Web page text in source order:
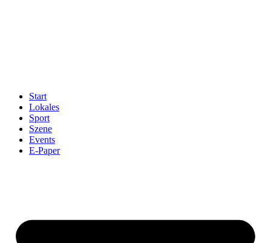
Start
Lokales
Sport
Szene
Events
E-Paper